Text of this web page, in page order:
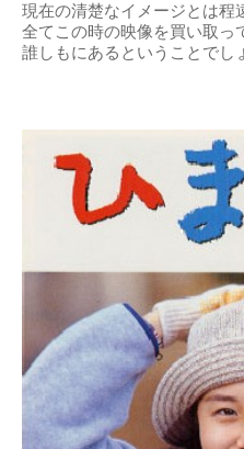
現在の清楚なイメージとは程
全てこの時の映像を買い取っ
誰しもにあるということでし